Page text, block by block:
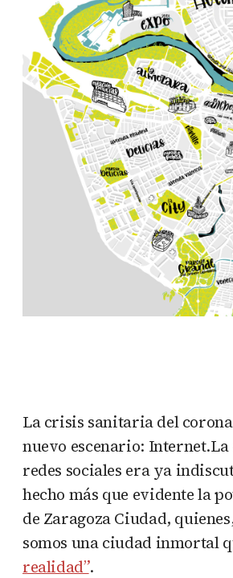
La crisis sanitaria del
nuevo escenario:
redes sociales era ya
hecho más que evidente la
de Zaragoza Ciudad,
somos una ciudad inmortal
realidad”.